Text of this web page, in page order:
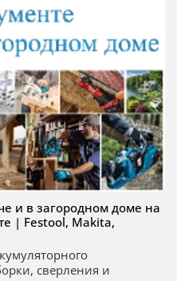
и в загородном доме на
| Festool, Makita,
сверления и